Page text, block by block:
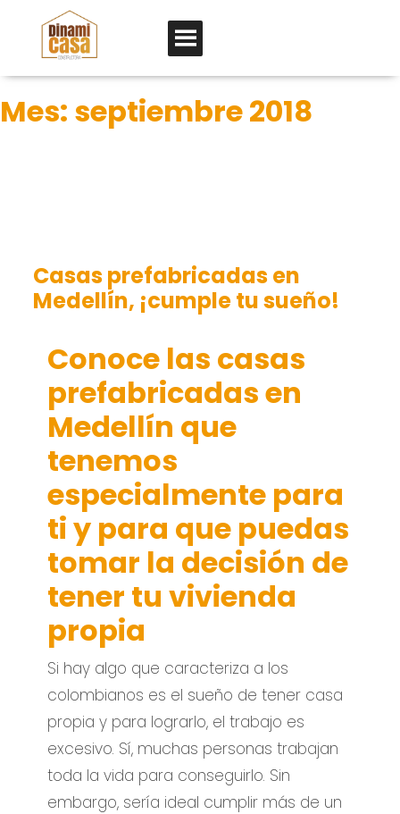
Mes: septiembre 2018
Casas prefabricadas en
Medellín, ¡cumple tu sueño!
Conoce las casas
prefabricadas en
Medellín que
tenemos
especialmente para
ti y para que puedas
tomar la decisión de
tener tu vivienda
propia
Si hay algo que caracteriza a los
colombianos es el sueño de tener casa
propia y para lograrlo, el trabajo es
excesivo. Sí, muchas personas trabajan
toda la vida para conseguirlo. Sin
embargo, sería ideal cumplir más de un